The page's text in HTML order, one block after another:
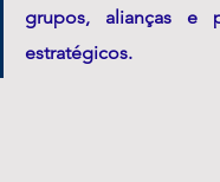
grupos, alianças e
estratégicos.